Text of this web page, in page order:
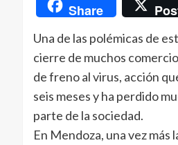
Share
Una de las polémicas de
cierre de muchos
de freno al virus, acción
seis meses y ha perdido
parte de la sociedad.
En Mendoza, una vez más